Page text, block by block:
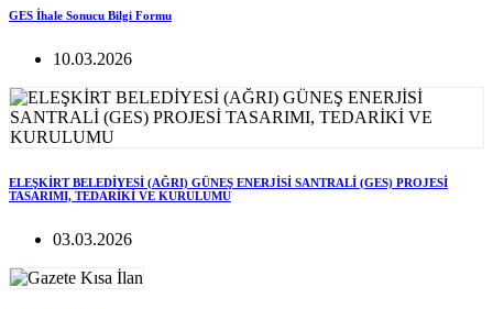
GES İhale Sonucu Bilgi Formu
10.03.2026
ELEŞKİRT BELEDİYESİ (AĞRI) GÜNEŞ ENERJİSİ SANTRALİ (GES) PROJESİ
TASARIMI, TEDARİKİ VE KURULUMU
03.03.2026